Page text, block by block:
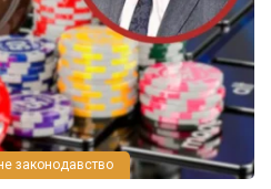
законодавство